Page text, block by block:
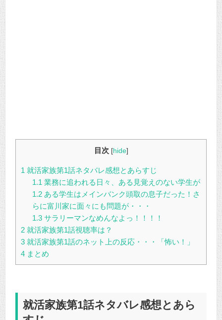
目次 [hide]
1 就活家族第1話ネタバレ感想とあらすじ
1.1 業務に追われる日々、ある見覚えのない学生が
1.2ある学生はメインバンク頭取の息子だった！さ
らに富川家に面々にも問題が・・・
1.3サラリーマンなめんなよっ！！！！
2 就活家族第1話視聴率は？
3 就活家族第1話のネット上の反応・・・「怖い！」
4 まとめ
就活家族第1話ネタバレ感想とあら